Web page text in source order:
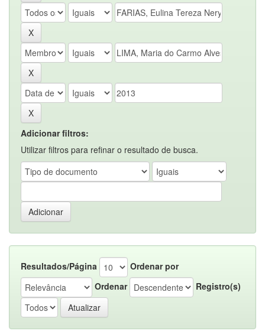
Adicionar filtros:
Utilizar filtros para refinar o resultado de busca.
Resultados/Página
Ordenar por
Ordenar
Registro(s)